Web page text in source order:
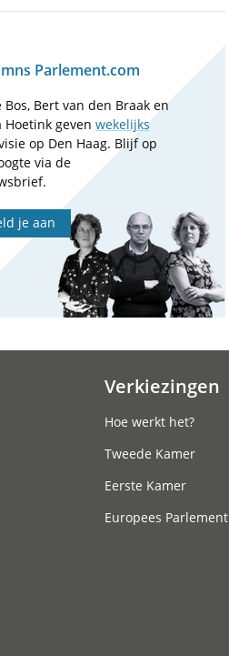
Parlement.com
Bos, Bert van den Braak en
Hoetink geven wekelijks
op Den Haag. Blijf op
via de
je aan
Verkiezingen
Hoe werkt het?
Tweede Kamer
Eerste Kamer
Europees Parlement